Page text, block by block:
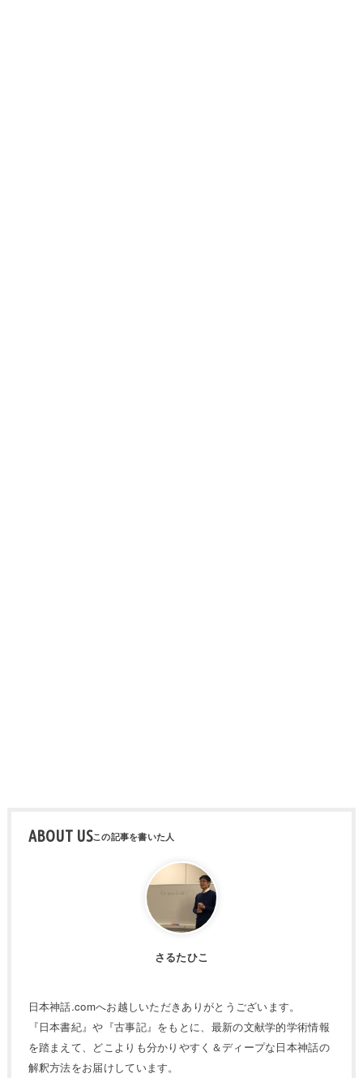
ABOUT US
さるたひこ
日本神話.comへお越しいただきありがとうございます。
『日本書紀』や『古事記』をもとに、最新の文献学的学術情報
を踏まえて、どこよりも分かりやすく＆ディープな日本神話の
解釈方法をお届けしています。